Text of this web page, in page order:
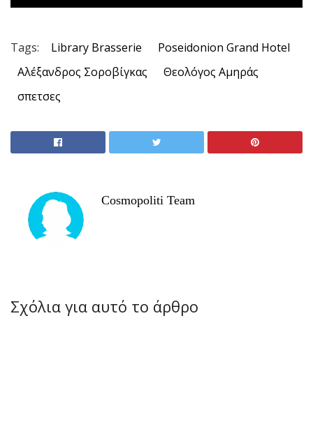
Tags: Library Brasserie
Poseidonion Grand Hotel
Αλέξανδρος Σοροβίγκας
Θεολόγος Αμηράς
σπετσες
Cosmopoliti Team
Σχόλια για αυτό το άρθρο